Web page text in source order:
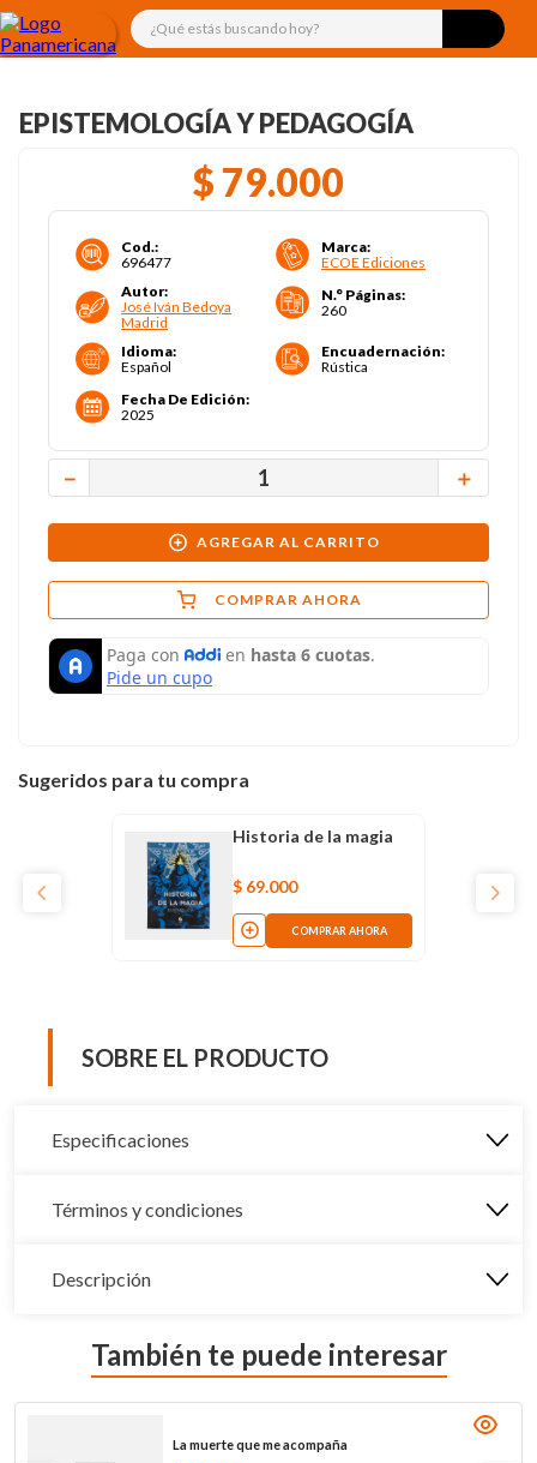
¿Qué estás buscando hoy?
EPISTEMOLOGÍA Y PEDAGOGÍA
$ 79.000
Cod.:
696477
Marca:
ECOE Ediciones
Autor:
José Iván Bedoya
Madrid
N.° Páginas:
260
Idioma:
Español
Encuadernación:
Rústica
Fecha De Edición:
2025
＋
－
AGREGAR AL CARRITO
COMPRAR AHORA
Sugeridos para tu compra
Historia de la magia
$ 69.000
COMPRAR AHORA
SOBRE EL PRODUCTO
Especificaciones
Términos y condiciones
Descripción
También te puede interesar
La muerte que me acompaña